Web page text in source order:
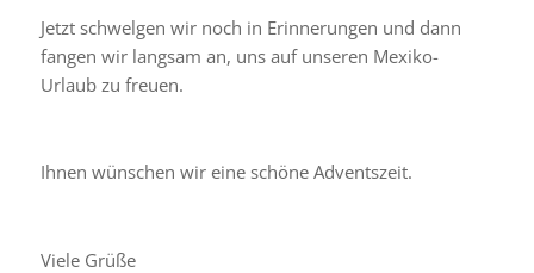
Jetzt schwelgen wir noch in Erinnerungen und dann
fangen wir langsam an, uns auf unseren Mexiko-
Urlaub zu freuen.
Ihnen wünschen wir eine schöne Adventszeit.
Viele Grüße